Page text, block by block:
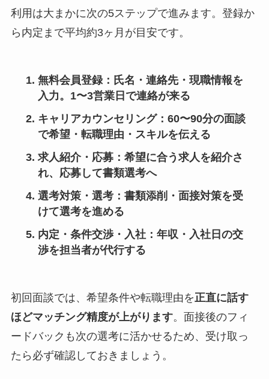
利用は大まかに次の5ステップで進みます。登録か
ら内定まで平均約3ヶ月が目安です。
無料会員登録：氏名・連絡先・現職情報を
入力。1〜3営業日で連絡が来る
キャリアカウンセリング：60〜90分の面談
で希望・転職理由・スキルを伝える
求人紹介・応募：希望に合う求人を紹介さ
れ、応募して書類選考へ
選考対策・選考：書類添削・面接対策を受
けて選考を進める
内定・条件交渉・入社：年収・入社日の交
渉を担当者が代行する
初回面談では、希望条件や転職理由を正直に話す
ほどマッチング精度が上がります。面接後のフィ
ードバックも次の選考に活かせるため、受け取っ
たら必ず確認しておきましょう。